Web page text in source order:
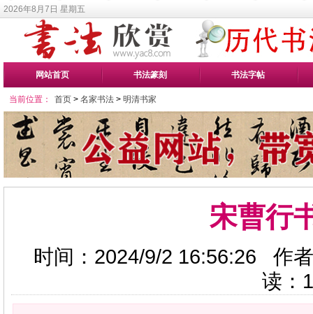
2026年8月7日 星期五
网站首页 书法篆刻 书法字帖
当前位置： 首页 > 名家书法 > 明清书家
宋曹行
时间：2024/9/2 16:56:26 作
读：